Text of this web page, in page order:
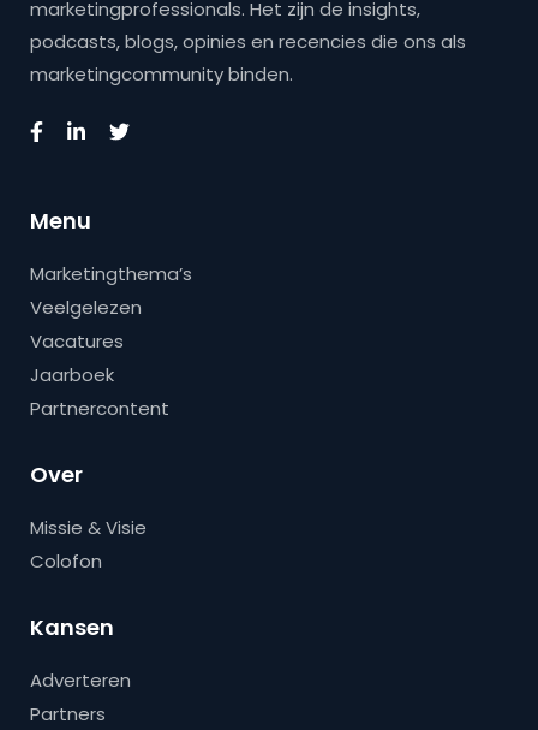
marketingprofessionals. Het zijn de insights,
podcasts, blogs, opinies en recencies die ons als
marketingcommunity binden.
Menu
Marketingthema’s
Veelgelezen
Vacatures
Jaarboek
Partnercontent
Over
Missie & Visie
Colofon
Kansen
Adverteren
Partners